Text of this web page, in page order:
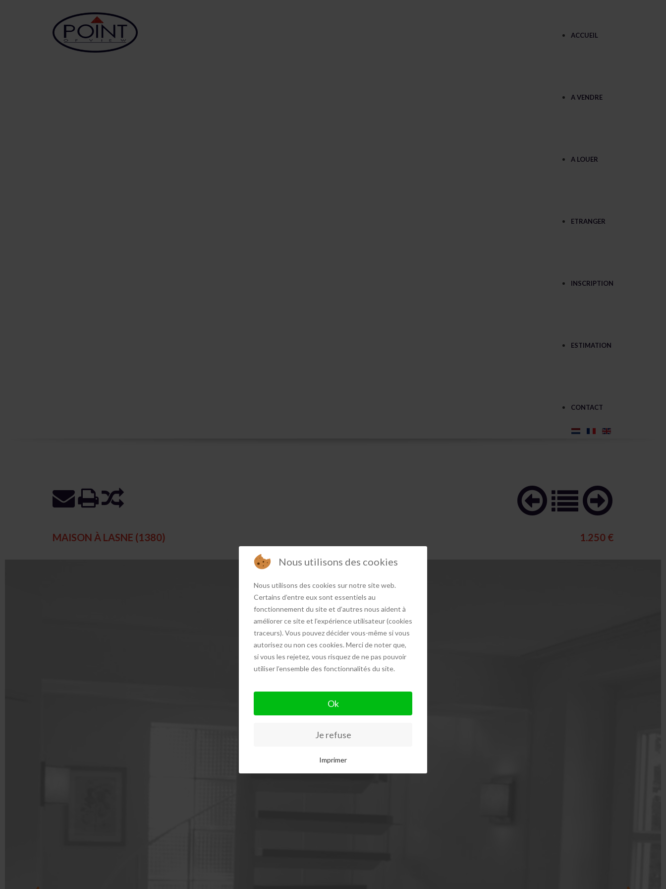
ACCUEIL
A VENDRE
A LOUER
ETRANGER
INSCRIPTION
ESTIMATION
CONTACT
MAISON À LASNE (1380) 1.250 €
Nous utilisons des cookies
Nous utilisons des cookies sur notre site web.
Certains d’entre eux sont essentiels au
fonctionnement du site et d’autres nous aident à
améliorer ce site et l’expérience utilisateur (cookies
traceurs). Vous pouvez décider vous-même si vous
autorisez ou non ces cookies. Merci de noter que,
si vous les rejetez, vous risquez de ne pas pouvoir
utiliser l’ensemble des fonctionnalités du site.
Ok
Je refuse
Imprimer